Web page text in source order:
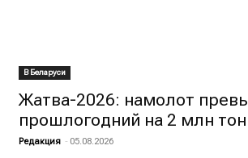
В Беларуси
Жатва-2026: намолот
прошлогодний на 2 млн
Редакция - 05.08.2026